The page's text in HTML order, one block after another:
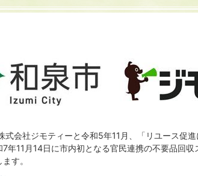
式会社ジモティーと令和5年11月、「リユース促
7年11月14日に市内初となる官民連携の不要品回
す。